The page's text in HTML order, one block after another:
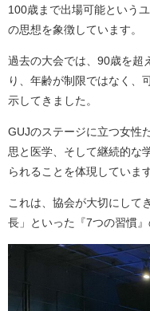
100歳まで出場可能という
の思想を象徴しています。
過去の大会では、90歳を超
り、年齢が制限ではなく、
示してきました。
GUJのステージに立つ女性
思と医学、そして継続的な
られることを体現しています
これは、協会が大切にして
長」といった『7つの習慣